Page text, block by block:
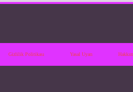
Gizlilik Politikası Yasal Uyarı